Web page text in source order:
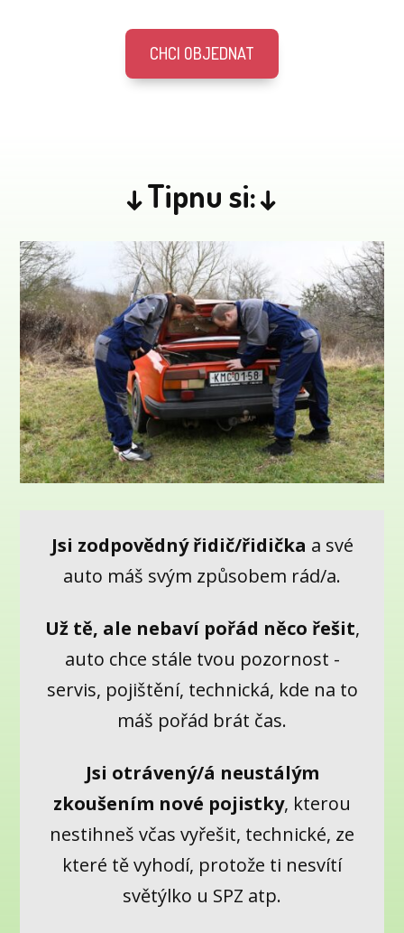
CHCI OBJEDNAT
↓Tipnu si:↓
Jsi zodpovědný řidič/řidička a své
auto máš svým způsobem rád/a.
Už tě, ale nebaví pořád něco řešit,
auto chce stále tvou pozornost -
servis, pojištění, technická, kde na to
máš pořád brát čas.
Jsi otrávený/á neustálým
zkoušením nové pojistky, kterou
nestihneš včas vyřešit, technické, ze
které tě vyhodí, protože ti nesvítí
světýlko u SPZ atp.